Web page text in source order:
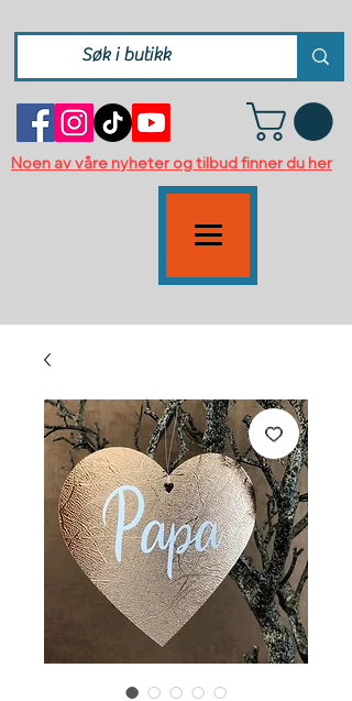
Noen av våre nyheter og tilbud finner du her